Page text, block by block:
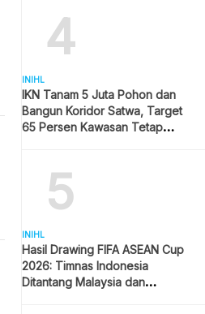
4
INIHL
IKN Tanam 5 Juta Pohon dan
Bangun Koridor Satwa, Target
65 Persen Kawasan Tetap
5
INIHL
Hasil Drawing FIFA ASEAN Cup
2026: Timnas Indonesia
Ditantang Malaysia dan